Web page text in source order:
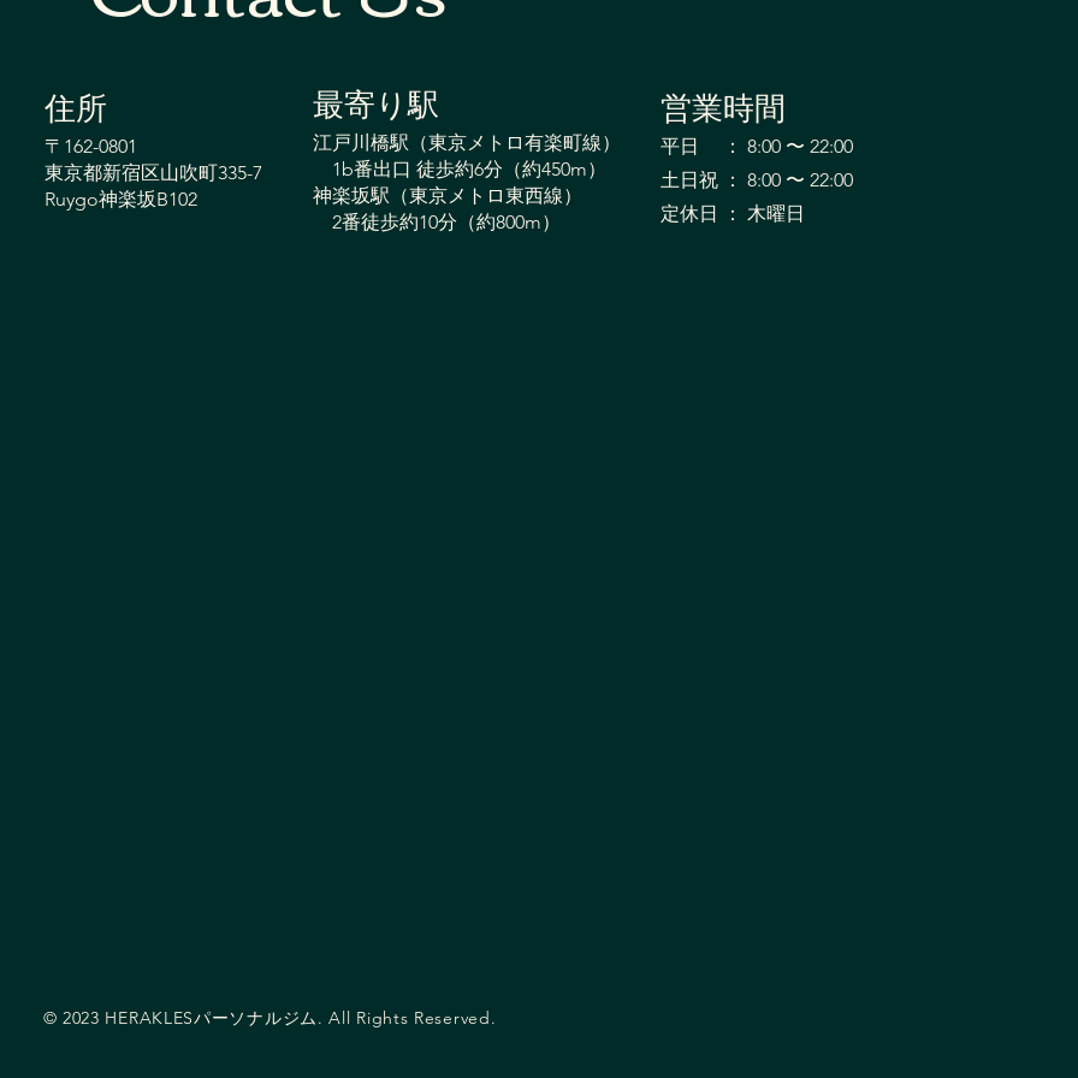
夫婦で楽しく継続！週1回でも
筋力アップを実感し、いつま
でも動ける身体へ
股関節の違和感がたった1分で
改善！フォーム修正で快適に
動ける身体へ
​住所
〒162-0801
東京都新宿区山吹町335-7
Ruygo神楽坂B102
最寄り駅
江戸川橋駅（東京メトロ有楽町線）
1b番出口 徒歩約6分（約450m）
神楽坂駅（東京メトロ東西線）
2番徒歩約10分（約800m）
営業時間
平日 ： 8:00 〜 22:00
土日祝 ： 8:00 〜 22:00
​定休日 ： 木曜日
© 2023 HERAKLESパーソナルジム. All Rights Reserved.